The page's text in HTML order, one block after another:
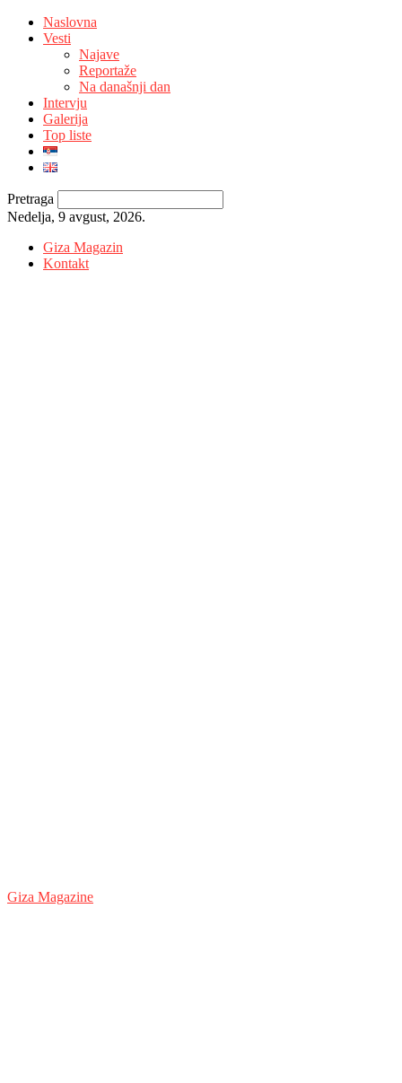
Naslovna
Vesti
Najave
Reportaže
Na današnji dan
Intervju
Galerija
Top liste
Pretraga
Nedelja, 9 avgust, 2026.
Giza Magazin
Kontakt
Giza Magazine